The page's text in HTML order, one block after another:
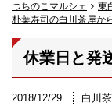
つちのこマルシェ
東
朴葉寿司の白川茶屋か
休業日と発
2018/12/29 白川